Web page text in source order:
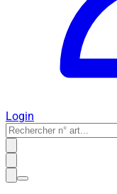
Login